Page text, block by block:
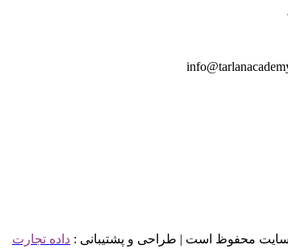
محفوظ است | طراحی و پشتیبانی : داده تجارت